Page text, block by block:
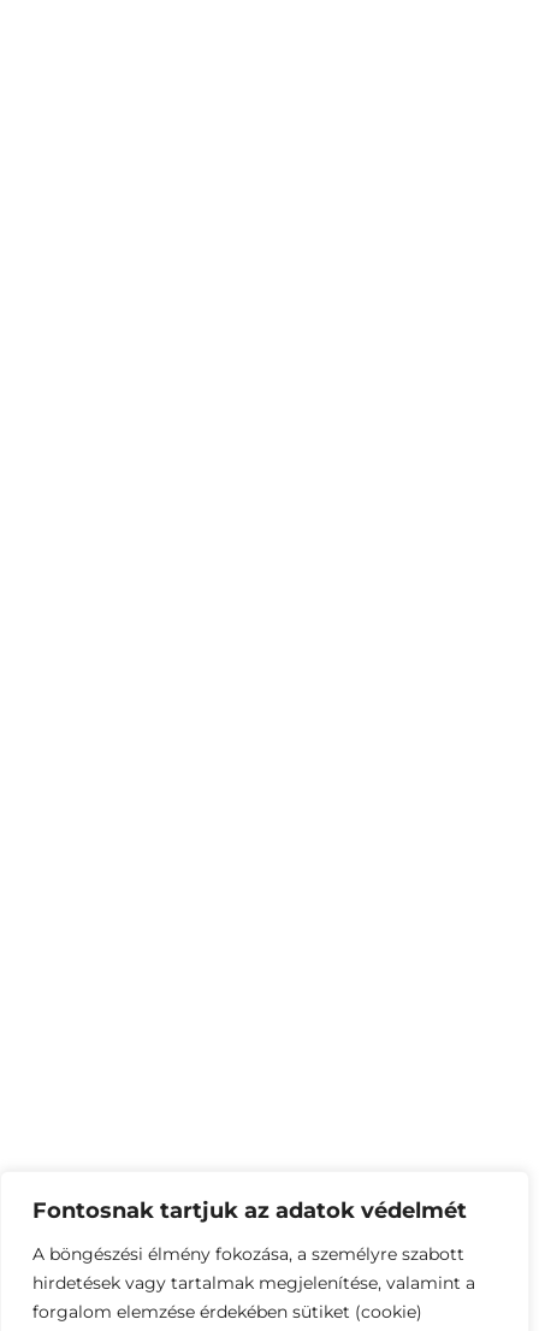
Fontosnak tartjuk az adatok védelmét
A böngészési élmény fokozása, a személyre szabott
hirdetések vagy tartalmak megjelenítése, valamint a
forgalom elemzése érdekében sütiket (cookie)